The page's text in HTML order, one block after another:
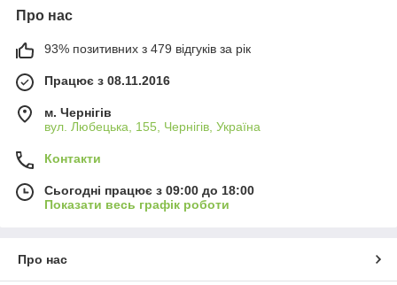
Про нас
93% позитивних з 479 відгуків за рік
Працює з 08.11.2016
м. Чернігів
вул. Любецька, 155, Чернігів, Україна
Контакти
Сьогодні працює з 09:00 до 18:00
Показати весь графік роботи
Про нас